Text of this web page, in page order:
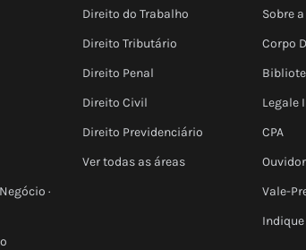
·
Direito do Trabalho
Direito Tributário
Direito Penal
Direito Civil
Direito Previdenciário
Ver todas as áreas
Sobre
Corpo
Legale
CPA
Vale-
Indique